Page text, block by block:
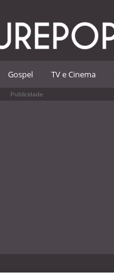
Gospel TV e Cinema
Publicidade